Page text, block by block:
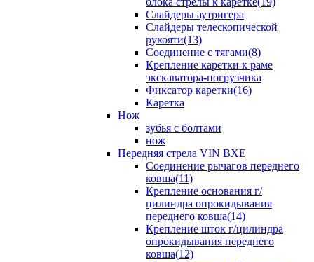
Слайдеры аутригера
Слайдеры телескопической
рукояти(13)
Соединение с тягами(8)
Крепление каретки к раме
экскаватора-погрузчика
Фиксатор каретки(16)
Каретка
Нож
зубья с болтами
нож
Передняя стрела VIN BXE
Cоединение рычагов переднего
ковша(11)
Крепление основания г/
цилиндра опрокидывания
переднего ковша(14)
Крепление шток г/цилиндра
опрокидывания переднего
ковша(12)